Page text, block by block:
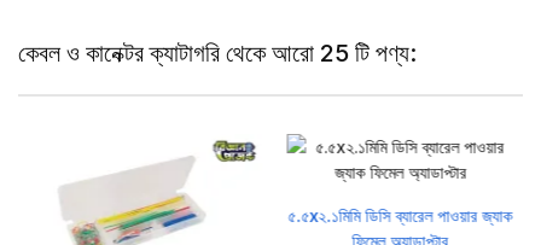
কেবল ও কানেক্টর ক্যাটাগরি থেকে আরো 25 টি পণ্য:
৫.৫x২.১মিমি ডিসি ব্যারেল পাওয়ার জ্যাক